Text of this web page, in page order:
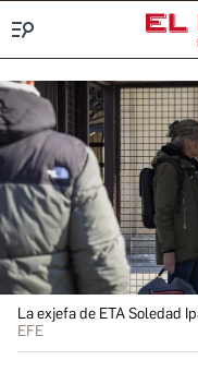
La exjefa de ETA Soledad
EFE